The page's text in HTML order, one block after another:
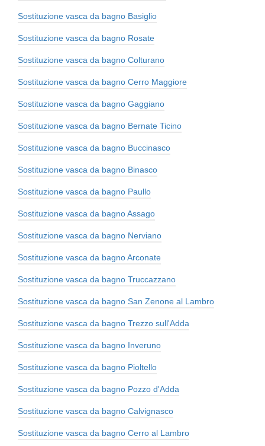
Sostituzione vasca da bagno Basiglio
Sostituzione vasca da bagno Rosate
Sostituzione vasca da bagno Colturano
Sostituzione vasca da bagno Cerro Maggiore
Sostituzione vasca da bagno Gaggiano
Sostituzione vasca da bagno Bernate Ticino
Sostituzione vasca da bagno Buccinasco
Sostituzione vasca da bagno Binasco
Sostituzione vasca da bagno Paullo
Sostituzione vasca da bagno Assago
Sostituzione vasca da bagno Nerviano
Sostituzione vasca da bagno Arconate
Sostituzione vasca da bagno Truccazzano
Sostituzione vasca da bagno San Zenone al Lambro
Sostituzione vasca da bagno Trezzo sull'Adda
Sostituzione vasca da bagno Inveruno
Sostituzione vasca da bagno Pioltello
Sostituzione vasca da bagno Pozzo d'Adda
Sostituzione vasca da bagno Calvignasco
Sostituzione vasca da bagno Cerro al Lambro